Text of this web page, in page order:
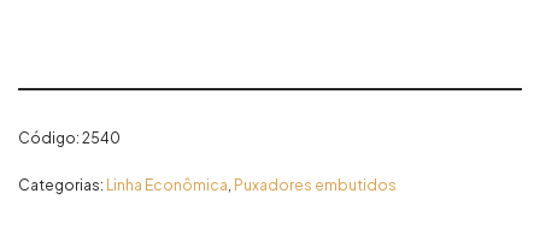
Código:2540
Categorias: Linha Econômica Puxadores embutidos